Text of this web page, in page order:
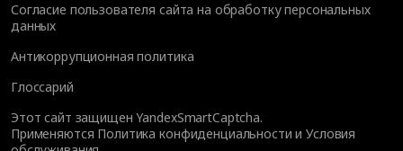
Согласие пользователя сайта на обработку персональных
данных
Антикоррупционная политика
Глоссарий
Этот сайт защищен YandexSmartCaptcha.
Применяются Политика конфиденциальности иУсловия